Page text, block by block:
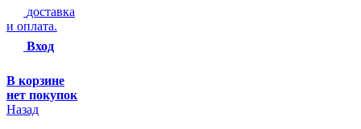
доставка
и оплата.
Вход
В корзине
нет покупок
Назад